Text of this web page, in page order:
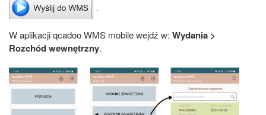
.
W aplikacji qcadoo WMS mobile wejdź w: Wydania >
Rozchód wewnętrzny.